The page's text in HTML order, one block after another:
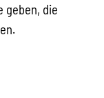
geben, die